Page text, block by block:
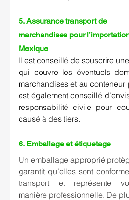
5. Assurance transport de
marchandises pour
Mexique
Il est conseillé de souscrire
qui couvre les éventuels
marchandises et au conteneur
est également conseillé d’
responsabilité civile pour
causé à des tiers.
6. Emballage et étiquetage
Un emballage approprié
garantit qu’elles sont
transport et représente
manière professionnelle. De